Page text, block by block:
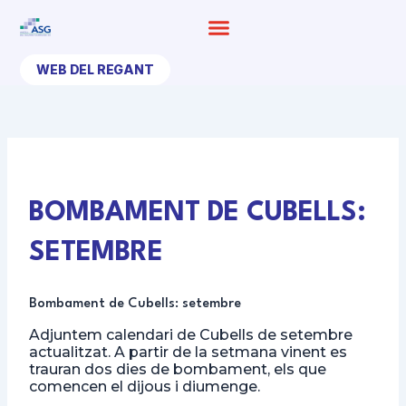
WEB DEL REGANT
BOMBAMENT DE CUBELLS:
SETEMBRE
Bombament de Cubells: setembre
Adjuntem calendari de Cubells de setembre
actualitzat. A partir de la setmana vinent es
trauran dos dies de bombament, els que
comencen el dijous i diumenge.